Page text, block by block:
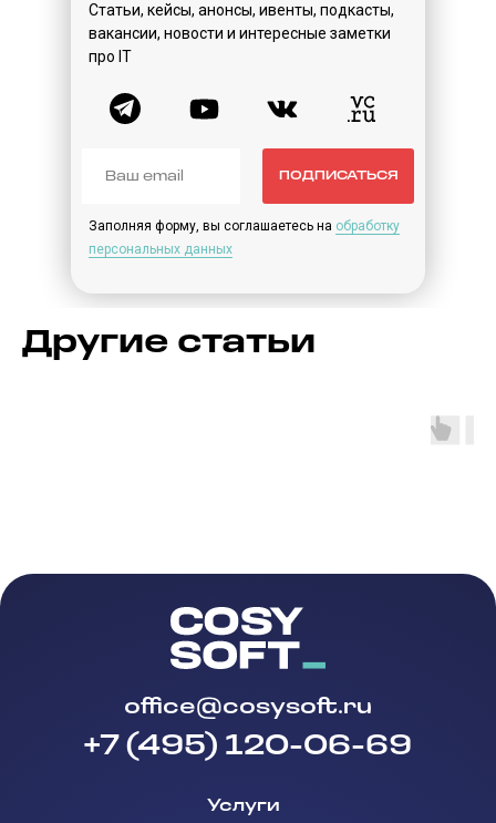
Статьи, кейсы, анонсы, ивенты, подкасты,
вакансии, новости и интересные заметки
про IT
Заполняя форму, вы соглашаетесь на обработку
персональных данных
ПОДПИСАТЬСЯ
Другие статьи
Услуги
office@cosysoft.ru
+7 (495) 120-06-69